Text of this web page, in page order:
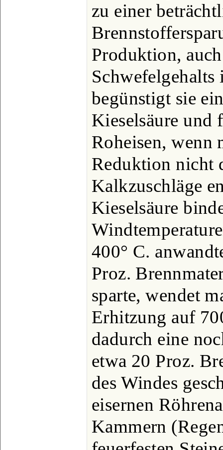
zu einer
Produktion,
begünstigt sie
Kieselsäure
Roheisen, wenn
Reduktion nicht
Kalkzuschläge
Kieselsäure
400° C.
Proz.
sparte, wendet
Erhitzung auf
dadurch eine
etwa 20 Proz.
des Windes
eisernen
Kammern